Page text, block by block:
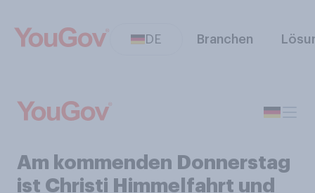
DE Branchen
Am kommenden Donnerstag
ist Christi Himmelfahrt und